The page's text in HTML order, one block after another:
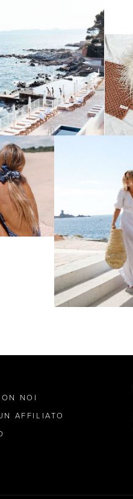
NOI
AFFILIATO